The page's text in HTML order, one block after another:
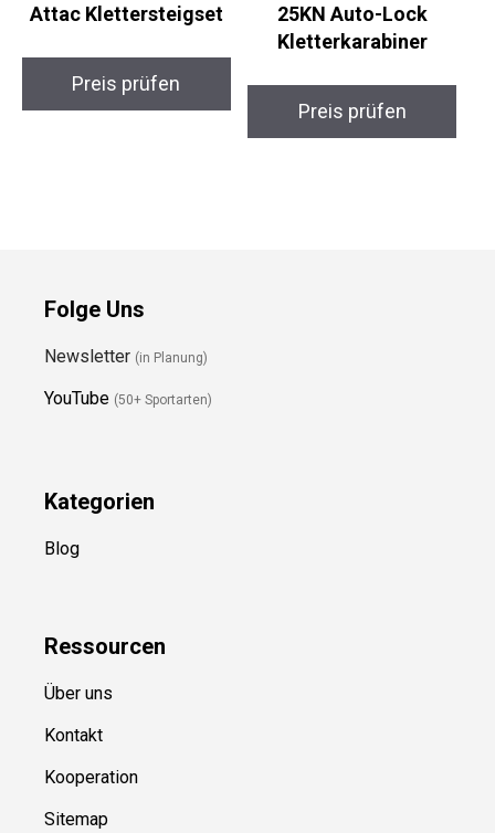
Attac Klettersteigset
Preis prüfen
25KN Auto-Lock
Kletterkarabiner
Preis prüfen
Folge Uns
Newsletter (in Planung)
YouTube (50+ Sportarten)
Kategorien
Blog
Ressourcen
Über uns
Kontakt
Kooperation
Sitemap